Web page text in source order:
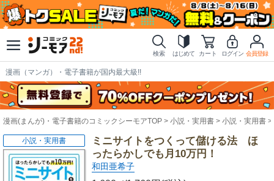
検索 はじめて カート ログイン 会員登録
漫画（マンガ）・電子書籍が国内最大級!!
漫画(まんが)・電子書籍のコミックシーモアTOP 小説・実用書 小説・実用書
ミニサイトをつくって儲ける法 ほ
ったらかしでも月10万円！
和田亜希子
小説・実用書